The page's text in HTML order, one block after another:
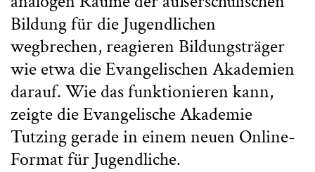
Bildung für die Jugendlichen
wegbrechen, reagieren Bildungsträger
wie etwa die Evangelischen Akademien
darauf. Wie das funktionieren kann,
zeigte die Evangelische Akademie
Tutzing gerade in einem neuen Online-
Format für Jugendliche.